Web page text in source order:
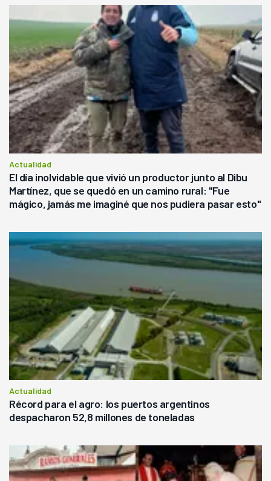
Actualidad
El día inolvidable que vivió un productor junto al Dibu
Martínez, que se quedó en un camino rural: "Fue
mágico, jamás me imaginé que nos pudiera pasar esto"
Actualidad
Récord para el agro: los puertos argentinos
despacharon 52,8 millones de toneladas